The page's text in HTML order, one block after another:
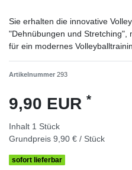
Sie erhalten die innovative
"Dehnübungen und Stretching",
für ein modernes
Artikelnummer 293
9,90 EUR *
Inhalt 1 Stück
Grundpreis 9,90 € / Stück
sofort lieferbar